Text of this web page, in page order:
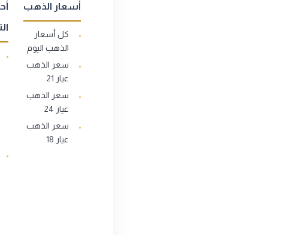
أسعار الذهب
كل أسعار
الذهب اليوم
سعر الذهب
عيار 21
سعر الذهب
عيار 24
سعر الذهب
عيار 18